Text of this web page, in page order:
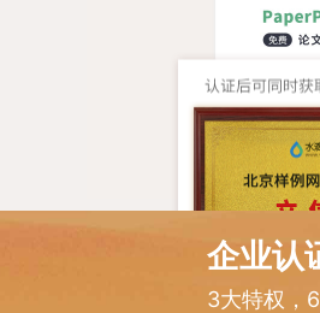
企业认
3大特权，